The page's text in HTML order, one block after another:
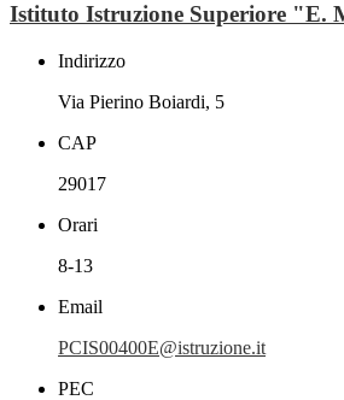
Istituto Istruzione Superiore "E.
Indirizzo
Via Pierino Boiardi, 5
CAP
29017
Orari
8-13
Email
PCIS00400E@istruzione.it
PEC